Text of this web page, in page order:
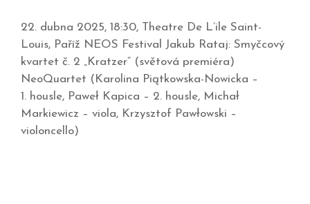
22. dubna 2025, 18:30, Theatre De L’ile Saint-
Louis, Paříž NEOS Festival Jakub Rataj: Smyčcový
kvartet č. 2 „Kratzer“ (světová premiéra)
NeoQuartet (Karolina Piątkowska-Nowicka –
1. housle, Paweł Kapica – 2. housle, Michał
Markiewicz – viola, Krzysztof Pawłowski –
violoncello)